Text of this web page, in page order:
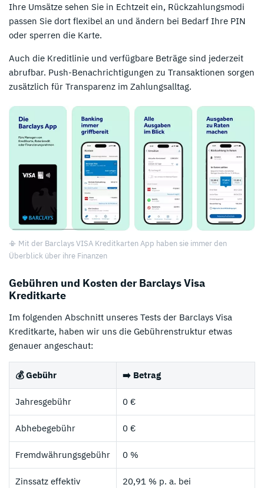
Ihre Umsätze sehen Sie in Echtzeit ein, Rückzahlungsmodi
passen Sie dort flexibel an und ändern bei Bedarf Ihre PIN
oder sperren die Karte.
Auch die Kreditlinie und verfügbare Beträge sind jederzeit
abrufbar. Push-Benachrichtigungen zu Transaktionen sorgen
zusätzlich für Transparenz im Zahlungsalltag.
📳 Mit der Barclays VISA Kreditkarten App haben sie immer den
Überblick über ihre Finanzen
Gebühren und Kosten der Barclays Visa
Kreditkarte
Im folgenden Abschnitt unseres Tests der Barclays Visa
Kreditkarte, haben wir uns die Gebührenstruktur etwas
genauer angeschaut:
💰 Gebühr ➡️ Betrag
Jahresgebühr 0 €
Abhebegebühr 0 €
Fremdwährungsgebühr 0 %
Zinssatz effektiv
20,91 % p. a. bei